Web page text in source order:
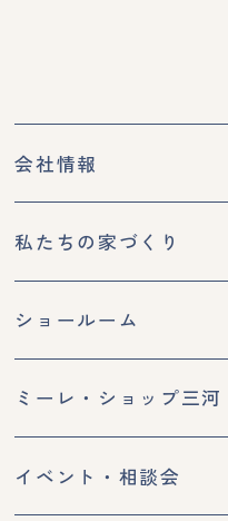
会社情報
私たちの家づくり
ショールーム
ミーレ・ショップ三河
イベント・相談会